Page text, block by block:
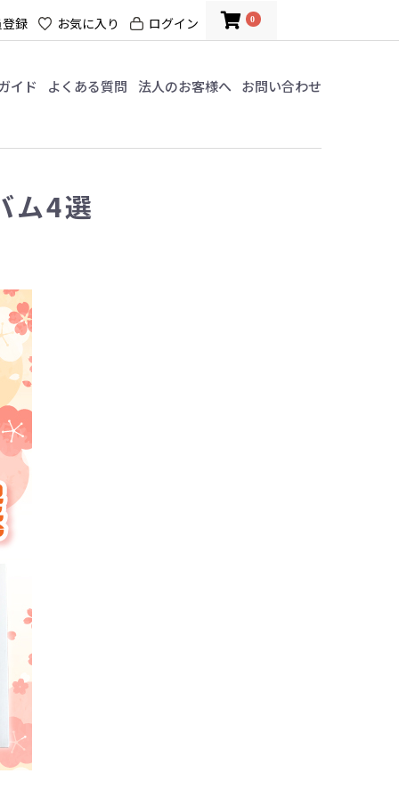
録 お気に入り ログイン 0
イド よくある質問 法人のお客様へ お問い合わせ
ム4選